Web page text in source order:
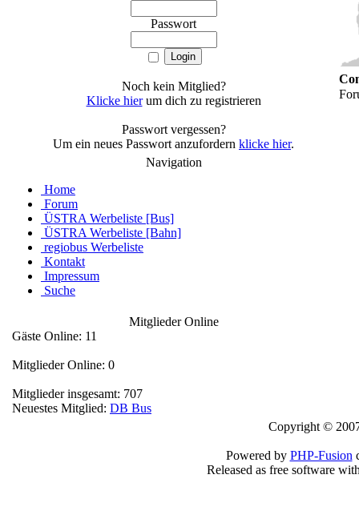
Passwort
Noch kein Mitglied?
Klicke hierum dich zu registrieren
Passwort vergessen?
Um ein neues Passwort anzufordern klicke hier.
Navigation
Home
Forum
ÜSTRA Werbeliste [Bus]
ÜSTRA Werbeliste [Bahn]
regiobus Werbeliste
Kontakt
Impressum
Suche
Mitglieder Online
Gäste Online: 11
Mitglieder Online: 0
Mitglieder insgesamt: 707
Neuestes Mitglied: DB Bus
Copyright ©
Powered by PHP-Fusion
Released as free software